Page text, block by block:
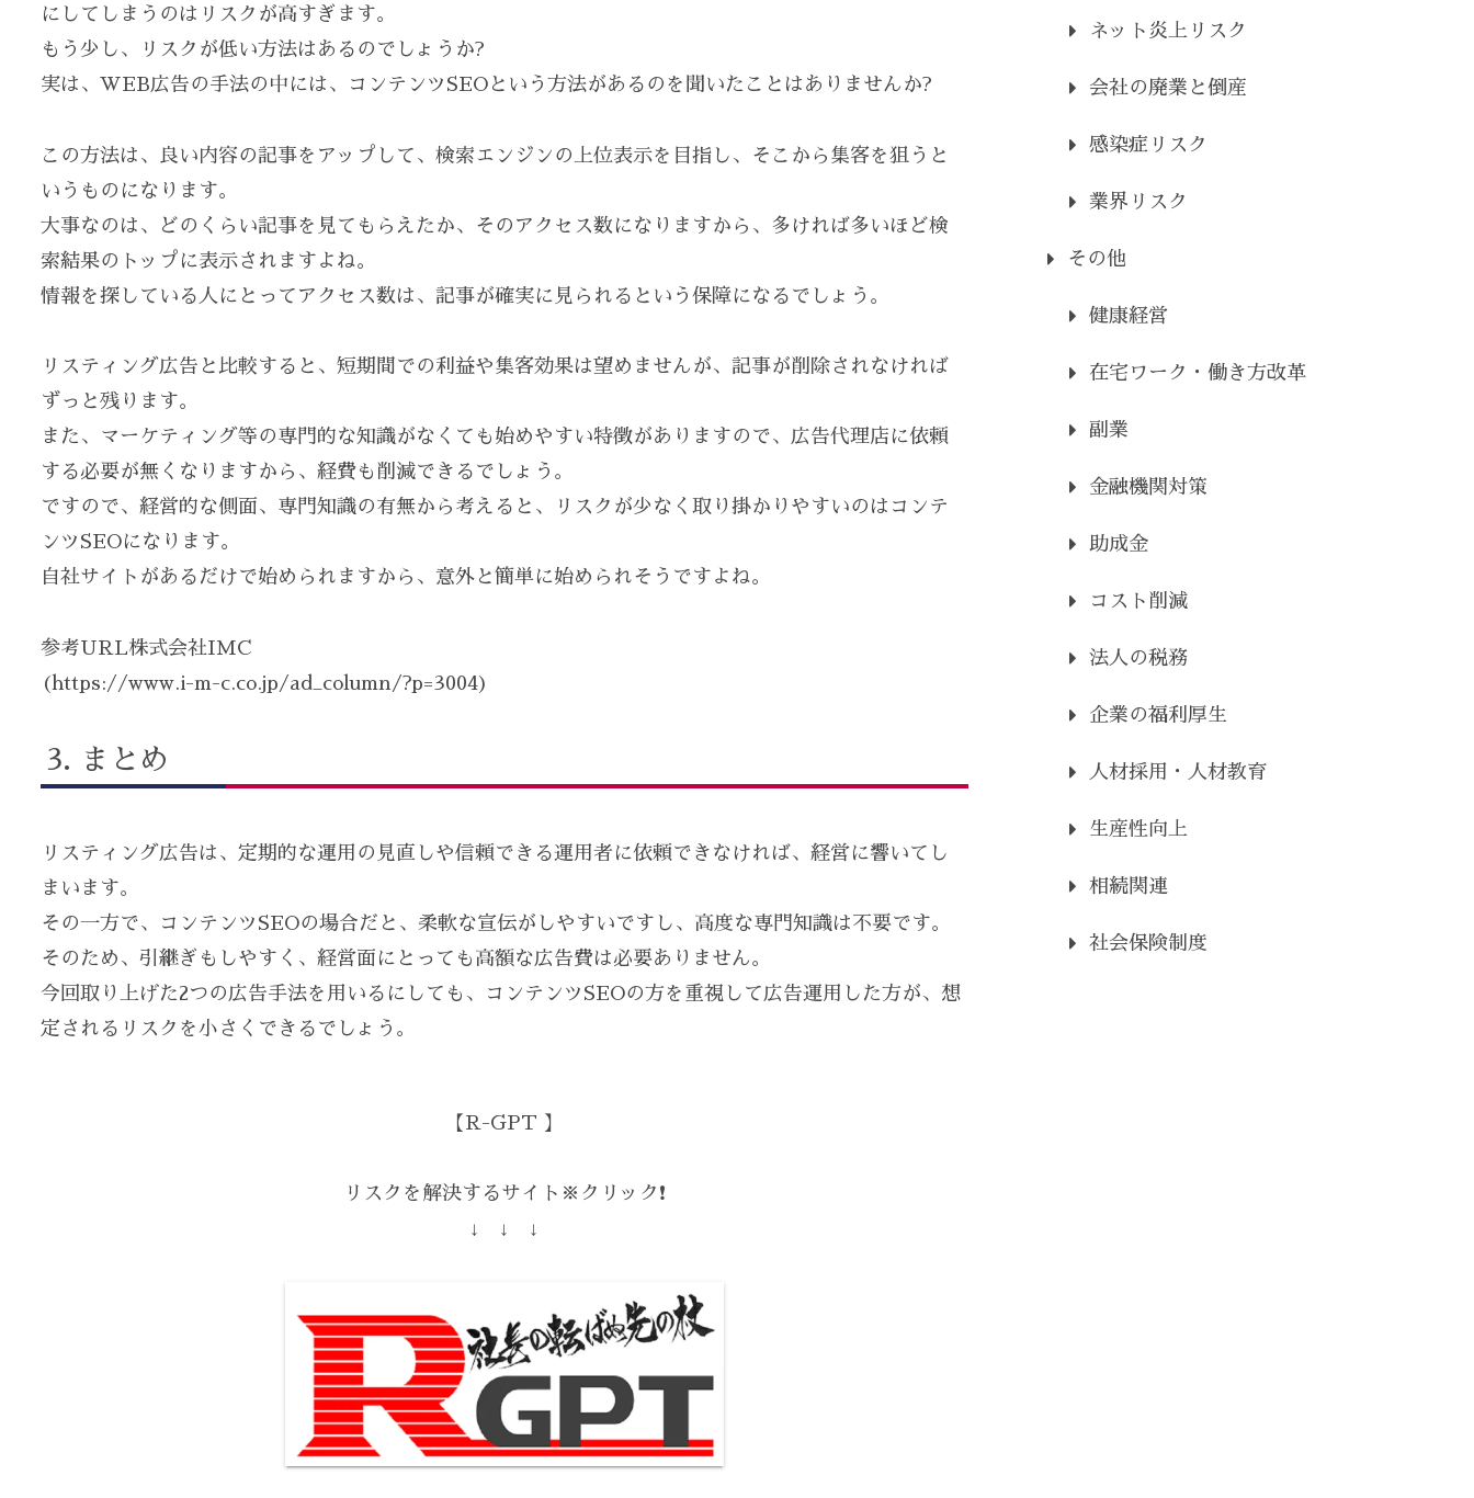
にしてしまうのはリスクが高すぎます。
もう少し、リスクが低い方法はあるのでしょうか?
実は、WEB広告の手法の中には、コンテンツSEOという方法があるのを聞いたことはありませんか?
この方法は、良い内容の記事をアップして、検索エンジンの上位表示を目指し、そこから集客を狙うと
いうものになります。
大事なのは、どのくらい記事を見てもらえたか、そのアクセス数になりますから、多ければ多いほど検
索結果のトップに表示されますよね。
情報を探している人にとってアクセス数は、記事が確実に見られるという保障になるでしょう。
リスティング広告と比較すると、短期間での利益や集客効果は望めませんが、記事が削除されなければ
ずっと残ります。
また、マーケティング等の専門的な知識がなくても始めやすい特徴がありますので、広告代理店に依頼
する必要が無くなりますから、経費も削減できるでしょう。
ですので、経営的な側面、専門知識の有無から考えると、リスクが少なく取り掛かりやすいのはコンテ
ンツSEOになります。
自社サイトがあるだけで始められますから、意外と簡単に始められそうですよね。
参考URL株式会社IMC
(https://www.i-m-c.co.jp/ad_column/?p=3004)
まとめ
リスティング広告は、定期的な運用の見直しや信頼できる運用者に依頼できなければ、経営に響いてし
まいます。
その一方で、コンテンツSEOの場合だと、柔軟な宣伝がしやすいですし、高度な専門知識は不要です。
そのため、引継ぎもしやすく、経営面にとっても高額な広告費は必要ありません。
今回取り上げた2つの広告手法を用いるにしても、コンテンツSEOの方を重視して広告運用した方が、想
定されるリスクを小さくできるでしょう。
【R-GPT 】
リスクを解決するサイト※クリック❗️
↓ ↓ ↓
ネット炎上リスク
会社の廃業と倒産
感染症リスク
業界リスク
その他
健康経営
在宅ワーク・働き方改革
副業
金融機関対策
助成金
コスト削減
法人の税務
企業の福利厚生
人材採用・人材教育
生産性向上
相続関連
社会保険制度